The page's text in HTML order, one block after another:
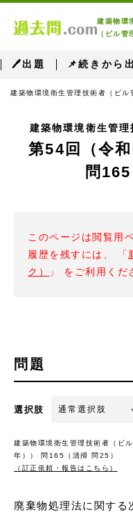
建築物環
（ビル管
🖊出題 📌続きから
建築物環境衛生管理技術者（ビル
建築物環境衛生管
第54回（令
問
このページは閲覧用
履歴を残すには、 「
ク）
」 をご利用くだ
問題
選択肢
建築物環境衛生管理技術者（ビ
年）） 問165（清掃 問25）
（訂正依頼・報告はこちら）
廃棄物処理法に関